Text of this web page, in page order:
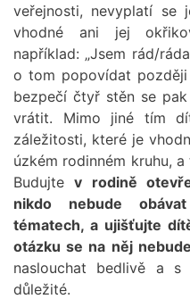
veřejnosti, nevyplatí se
vhodné ani jej
například: „Jsem rád/
o tom popovídat
bezpečí čtyř stěn se
vrátit. Mimo jiné tím
záležitosti, které je
úzkém rodinném kruhu,
Budujtev rodině
nikdo nebude
tématech, a ujišťujte
otázku se na něj
naslouchat bedlivě a
důležité.